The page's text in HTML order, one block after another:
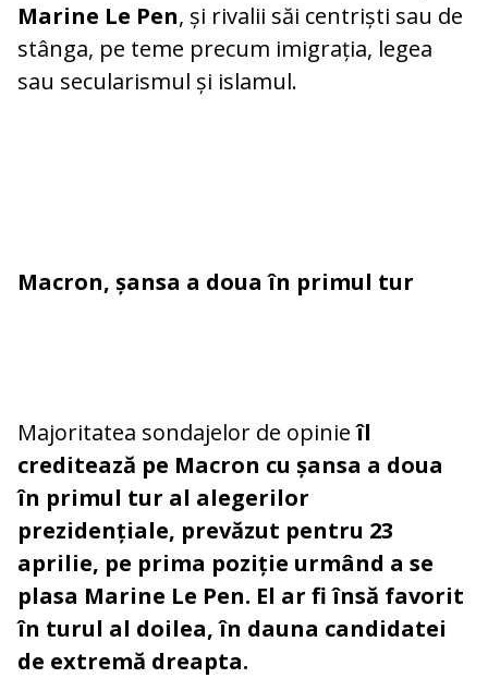
Marine Le Pen, și rivalii săi centriști sau de
stânga, pe teme precum imigrația, legea
sau secularismul și islamul.
Macron, șansa a doua în primul tur
Majoritatea sondajelor de opinieîl
creditează pe Macron cu șansa a doua
în primul tur al alegerilor
prezidențiale, prevăzut pentru 23
aprilie, pe prima poziție urmând a se
plasa Marine Le Pen. El ar fi însă favorit
în turul al doilea, în dauna candidatei
de extremă dreapta.